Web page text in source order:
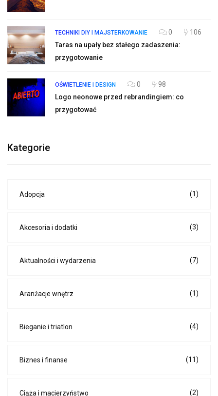
TECHNIKI DIY I MAJSTERKOWANIE 0
106
Taras na upały bez stałego zadaszenia:
przygotowanie
OŚWIETLENIE I DESIGN 0
98
Logo neonowe przed rebrandingiem: co
przygotować
Kategorie
Adopcja (1)
Akcesoria i dodatki (3)
Aktualności i wydarzenia (7)
Aranżacje wnętrz (1)
Bieganie i triatlon (4)
Biznes i finanse (11)
Ciąża i macierzyństwo (2)